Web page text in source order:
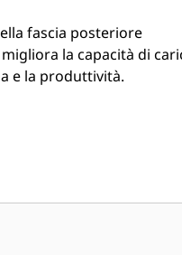
fascia posteriore
la capacità di
e la produttività.